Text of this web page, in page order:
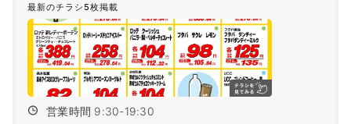
最新のチラシ5枚掲載
営業時間 9:30-19:30